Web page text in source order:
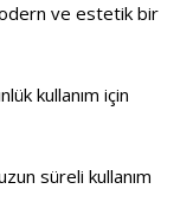
ve estetik bir
kullanım için
süreli kullanım